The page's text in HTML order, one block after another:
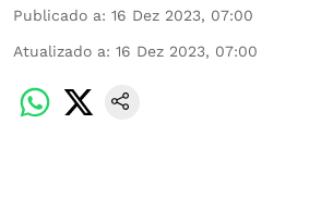
Publicado a: 16 Dez 2023, 07:00
Atualizado a: 16 Dez 2023, 07:00